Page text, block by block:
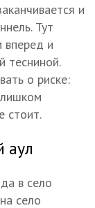
и
Тут
вперед и
тесниной.
о риске:
стоит.
аул
в село
село